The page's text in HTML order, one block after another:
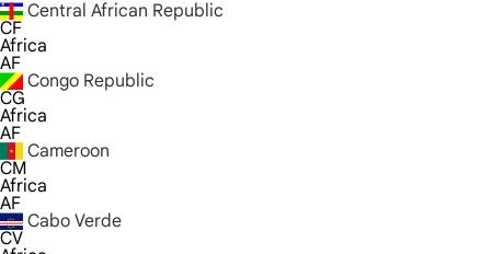
Central African Republic
CF
Africa
AF
Congo Republic
CG
Africa
AF
Cameroon
CM
Africa
AF
Cabo Verde
CV